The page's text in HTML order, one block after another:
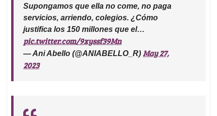
Supongamos que ella no come, no paga
servicios, arriendo, colegios. ¿Cómo
justifica los 150 millones que el…
pic.twitter.com/9xyssf39Mn
— Ani Abello (@ANIABELLO_R) May 27,
2023